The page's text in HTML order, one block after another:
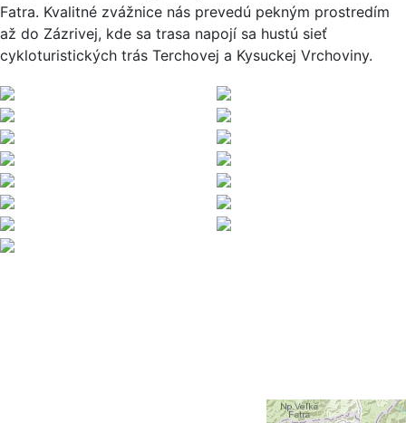
Fatra. Kvalitné zvážnice nás prevedú pekným prostredím
až do Zázrivej, kde sa trasa napojí sa hustú sieť
cykloturistických trás Terchovej a Kysuckej Vrchoviny.